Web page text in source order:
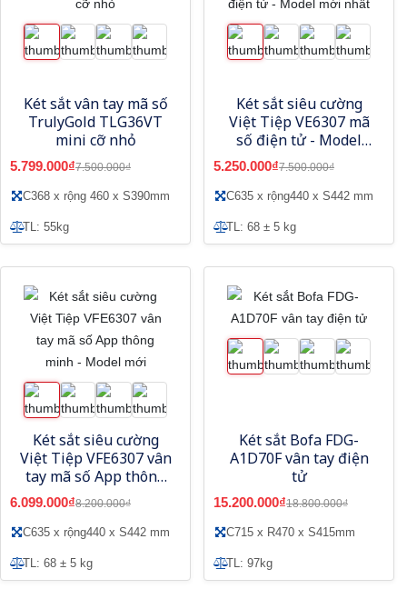
Két sắt vân tay mã số
TrulyGold TLG36VT
mini cỡ nhỏ
5.799.000₫7.500.000₫
C368 x rộng 460 x S390mm
TL: 55kg
Két sắt siêu cường
Việt Tiệp VE6307 mã
số điện tử - Model
mới nhất
5.250.000₫7.500.000₫
C635 x rộng440 x S442 mm
TL: 68 ± 5 kg
Két sắt siêu cường
Việt Tiệp VFE6307 vân
tay mã số App thông
minh - Model mới
6.099.000₫8.200.000₫
C635 x rộng440 x S442 mm
TL: 68 ± 5 kg
Két sắt Bofa FDG-
A1D70F vân tay điện
tử
15.200.000₫18.800.000₫
C715 x R470 x S415mm
TL: 97kg